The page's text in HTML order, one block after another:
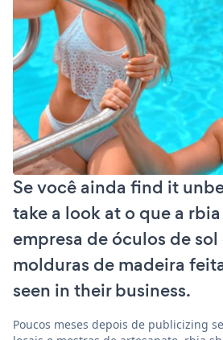
Se você ainda find it
take a look at o que a
empresa de óculos de
molduras de madeira
seen in their business.
Poucos meses depois de publicizing